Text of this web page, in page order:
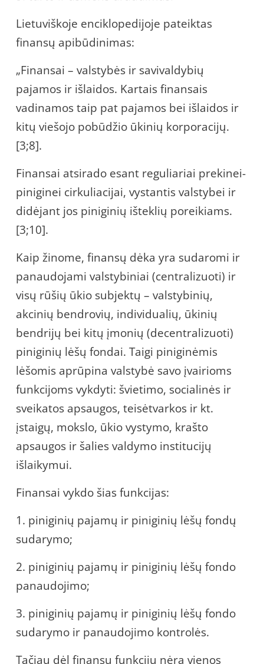
Lietuviškoje enciklopedijoje pateiktas
finansų apibūdinimas:
„Finansai – valstybės ir savivaldybių
pajamos ir išlaidos. Kartais finansais
vadinamos taip pat pajamos bei išlaidos ir
kitų viešojo pobūdžio ūkinių korporacijų.
[3;8].
Finansai atsirado esant reguliariai prekinei-
piniginei cirkuliacijai, vystantis valstybei ir
didėjant jos piniginių išteklių poreikiams.
[3;10].
Kaip žinome, finansų dėka yra sudaromi ir
panaudojami valstybiniai (centralizuoti) ir
visų rūšių ūkio subjektų – valstybinių,
akcinių bendrovių, individualių, ūkinių
bendrijų bei kitų įmonių (decentralizuoti)
piniginių lėšų fondai. Taigi piniginėmis
lėšomis aprūpina valstybė savo įvairioms
funkcijoms vykdyti: švietimo, socialinės ir
sveikatos apsaugos, teisėtvarkos ir kt.
įstaigų, mokslo, ūkio vystymo, krašto
apsaugos ir šalies valdymo institucijų
išlaikymui.
Finansai vykdo šias funkcijas:
1. piniginių pajamų ir piniginių lėšų fondų
sudarymo;
2. piniginių pajamų ir piniginių lėšų fondo
panaudojimo;
3. piniginių pajamų ir piniginių lėšų fondo
sudarymo ir panaudojimo kontrolės.
Tačiau dėl finansų funkcijų nėra vienos